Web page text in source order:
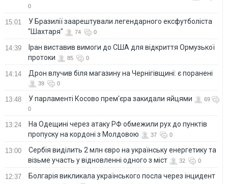
0
15:01
У Бразилії заарештували легендарного ексфутболіста
"Шахтаря"
74 0
14:39
Іран виставив вимоги до США для відкриття Ормузької
протоки
85 0
14:14 Дрон влучив біля магазину на Чернігівщині: є поранені
39 0
13:48 У парламенті Косово прем'єра закидали яйцями
69
0
13:24
На Одещині через атаку РФ обмежили рух до пунктів
пропуску на кордоні з Молдовою
37 0
13:00
Сербія виділить 2 млн євро на українську енергетику та
візьме участь у відновленні одного з міст
32 0
12:37
Болгарія викликала українського посла через інцидент